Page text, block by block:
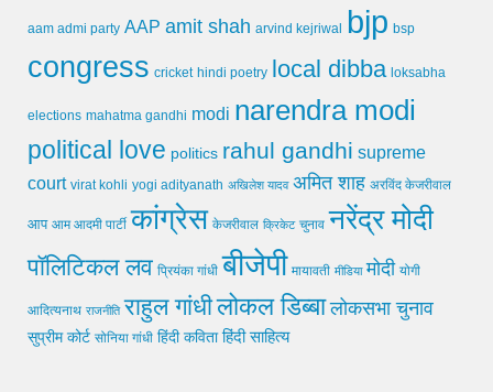
aam admi party AAP amit shah arvind kejriwal bjp bsp
congress cricket hindi poetry local dibba loksabha
elections mahatma gandhi modi narendra modi
political love politics rahul gandhi supreme
court virat kohli yogi adityanath अखिलेश यादव अमित शाह अरविंद केजरीवाल
आप आम आदमी पार्टी कांग्रेस केजरीवाल क्रिकेट चुनाव नरेंद्र मोदी
पॉलिटिकल लव प्रियंका गांधी बीजेपी मायावती मीडिया मोदी योगी
आदित्यनाथ राजनीति राहुल गांधीलोकल डिब्बा लोकसभा चुनाव
सुप्रीम कोर्ट सोनिया गांधी हिंदी कविता हिंदी साहित्य